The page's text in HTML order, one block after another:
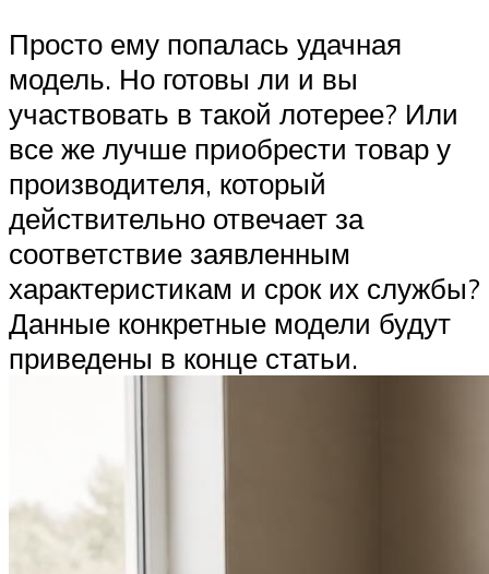
Просто ему попалась удачная
модель. Но готовы ли и вы
участвовать в такой лотерее? Или
все же лучше приобрести товар у
производителя, который
действительно отвечает за
соответствие заявленным
характеристикам и срок их службы?
Данные конкретные модели будут
приведены в конце статьи.